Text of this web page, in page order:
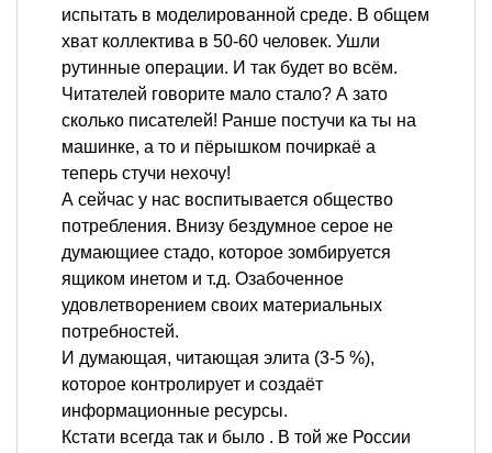
испытать в моделированной среде. В общем
хват коллектива в 50-60 человек. Ушли
рутинные операции. И так будет во всём.
Читателей говорите мало стало? А зато
сколько писателей! Ранше постучи ка ты на
машинке, а то и пёрышком почиркаё а
теперь стучи нехочу!
А сейчас у нас воспитывается общество
потребления. Внизу бездумное серое не
думающиее стадо, которое зомбируется
ящиком инетом и т.д. Озабоченное
удовлетворением своих материальных
потребностей.
И думающая, читающая элита (3-5 %),
которое контролирует и создаёт
информационные ресурсы.
Кстати всегда так и было . В той же России